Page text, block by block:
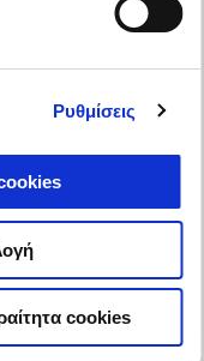
Ρυθμίσεις
cookies